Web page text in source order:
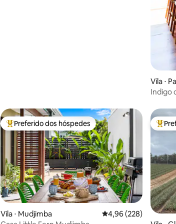
Vila ⋅
Indigo
Entre os melhores preferidos dos hóspedes
Preferido dos hóspedes
Vila ⋅ Mudjimba 4,96 de uma
4,96 (228)
Entre